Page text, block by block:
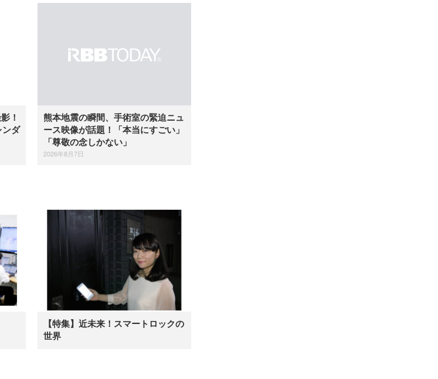
！
ンダ
熊本地震の瞬間、手術室の緊迫ニュ
ース映像が話題！「本当にすごい」
「尊敬の念しかない」
2026年8月7日
【特集】近未来！スマートロックの
世界